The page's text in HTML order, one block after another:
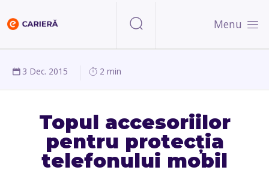
Menu
3 Dec. 2015 2 min
Topul accesoriilor
pentru protecția
telefonului mobil